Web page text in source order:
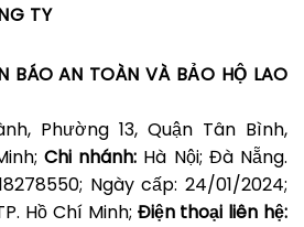
TY
BÁO AN TOÀN VÀ BẢO HỘ LAO
Phường 13, Quận Tân Bình,
Chi nhánh: Hà Nội; Đà Nẵng.
Ngày cấp: 24/01/2024;
Hồ Chí Minh; Điện thoại liên hệ: